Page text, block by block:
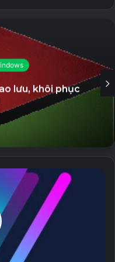
Unlocked – Tạo
Creator Unlocked
và bảo mật dữ liệu
chữa file video bị lỗi
Gate Unlocked –
chia sẻ kết nối USB
lưu, khôi phục